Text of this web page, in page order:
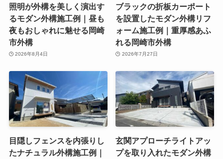
照明が外構を美しく演出す
るモダン外構施工例｜昼も
夜もおしゃれに魅せる岡崎
市外構
2026年8月4日
ブラックの折板カーポート
を設置したモダン外構リフ
ォーム施工例｜重厚感あふ
れる岡崎市外構
2026年7月27日
目隠しフェンスを内張りし
たナチュラル外構施工例｜
玄関アプローチライトアッ
プを取り入れたモダン外構